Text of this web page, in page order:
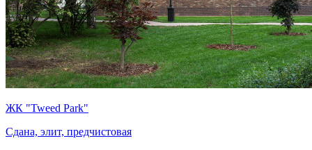
ЖК "Tweed Park"
Сдана, элит, предчистовая